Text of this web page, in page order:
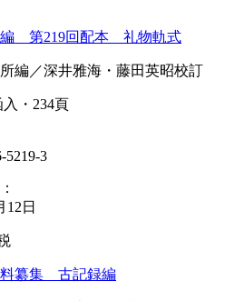
編 第219回配本 礼物軌式
編／深井雅海・藤田英昭校訂
・234頁
5219-3
12日
料纂集 古記録編